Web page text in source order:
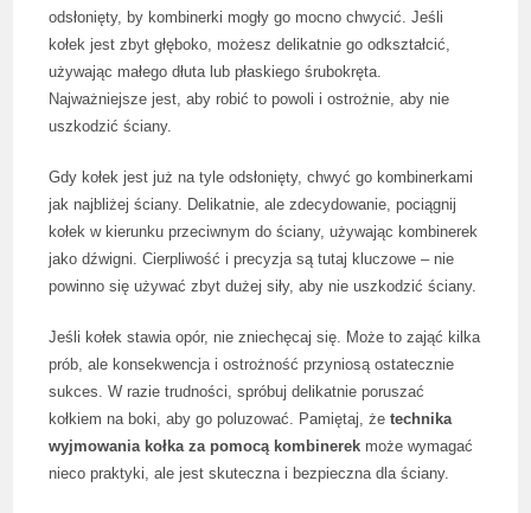
odsłonięty, by kombinerki mogły go mocno chwycić. Jeśli
kołek jest zbyt głęboko, możesz delikatnie go odkształcić,
używając małego dłuta lub płaskiego śrubokręta.
Najważniejsze jest, aby robić to powoli i ostrożnie, aby nie
uszkodzić ściany.
Gdy kołek jest już na tyle odsłonięty, chwyć go kombinerkami
jak najbliżej ściany. Delikatnie, ale zdecydowanie, pociągnij
kołek w kierunku przeciwnym do ściany, używając kombinerek
jako dźwigni. Cierpliwość i precyzja są tutaj kluczowe – nie
powinno się używać zbyt dużej siły, aby nie uszkodzić ściany.
Jeśli kołek stawia opór, nie zniechęcaj się. Może to zająć kilka
prób, ale konsekwencja i ostrożność przyniosą ostatecznie
sukces. W razie trudności, spróbuj delikatnie poruszać
kołkiem na boki, aby go poluzować. Pamiętaj, żetechnika
wyjmowania kołka za pomocą kombinerek może wymagać
nieco praktyki, ale jest skuteczna i bezpieczna dla ściany.